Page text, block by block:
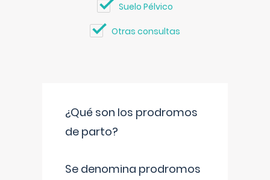
Suelo Pélvico
Otras consultas
¿Qué son los prodromos
de parto?
Se denomina prodromos